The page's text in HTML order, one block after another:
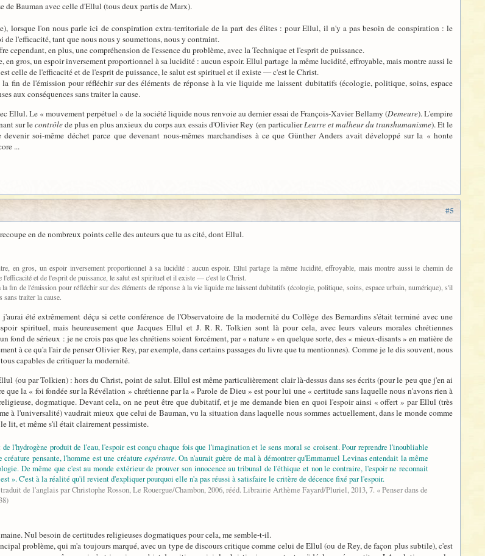
de Bauman avec celle d'Ellul (tous deux partis de Marx).
lorsque l'on nous parle ici de conspiration extra-territoriale de la part des élites : pour Ellul, il n'y a pas besoin de conspiration : le
de l'efficacité, tant que nous nous y soumettons, nous y contraint.
cependant, en plus, une compréhension de l'essence du problème, avec la Technique et l'esprit de puissance.
gros, un espoir inversement proportionnel à sa lucidité : aucun espoir. Ellul partage la même lucidité, effroyable, mais montre aussi le
celle de l'efficacité et de l'esprit de puissance, le salut est spirituel et il existe — c'est le Christ.
fin de l'émission pour réfléchir sur des éléments de réponse à la vie liquide me laissent dubitatifs (écologie, politique, soins, espace
aux conséquences sans traiter la cause.
Ellul. Le « mouvement perpétuel » de la société liquide nous renvoie au dernier essai de François-Xavier Bellamy (Demeure). L'empire
sur lecontrôlede plus en plus anxieux du corps aux essais d'Olivier Rey (en particulierLeurre et malheur du transhumanisme). Et le
soi-même déchet parce que devenant nous-mêmes marchandises à ce que Günther Anders avait développé sur la « honte
...
#5
en de nombreux points celle des auteurs que tu as cité, dont Ellul.
en gros, un espoir inversement proportionnel à sa lucidité : aucun espoir. Ellul partage la même lucidité, effroyable, mais montre aussi le chemin de
l'efficacité et de l'esprit de puissance, le salut est spirituel et il existe — c'est le Christ.
la fin de l'émission pour réfléchir sur des éléments de réponse à la vie liquide me laissent dubitatifs (écologie, politique, soins, espace urbain, numérique), s'il
sans traiter la cause.
été extrêmement déçu si cette conférence de l'Observatoire de la modernité du Collège des Bernardins s'était terminé avec une
spirituel, mais heureusement que Jacques Ellul et J. R. R. Tolkien sont là pour cela, avec leurs valeurs morales chrétiennes
fond de sérieux : je ne crois pas que les chrétiens soient forcément, par « nature » en quelque sorte, des « mieux-disants » en matière de
à ce qu'a l'air de penser Olivier Rey, par exemple, dans certains passages du livre que tu mentionnes). Comme je le dis souvent, nous
capables de critiquer la modernité.
(ou par Tolkien) : hors du Christ, point de salut. Ellul est même particulièrement clair là-dessus dans ses écrits (pour le peu que j'en ai
que la « foi fondée sur la Révélation » chrétienne par la « Parole de Dieu » est pour lui une « certitude sans laquelle nous n'avons rien à
dogmatique. Devant cela, on ne peut être que dubitatif, et je me demande bien en quoi l'espoir ainsi « offert » par Ellul (très
à l'universalité) vaudrait mieux que celui de Bauman, vu la situation dans laquelle nous sommes actuellement, dans le monde comme
lit, et même s'il était clairement pessimiste.
l'hydrogène produit de l'eau, l'espoir est conçu chaque fois que l'imagination et le sens moral se croisent. Pour reprendre l'inoubliable
créature pensante, l'homme est une créature espérante. On n'aurait guère de mal à démontrer qu'Emmanuel Levinas entendait la même
De même que c'est au monde extérieur de prouver son innocence au tribunal de l'éthique et non le contraire, l'espoir ne reconnait
». C'est à la réalité qu'il revient d'expliquer pourquoi elle n'a pas réussi à satisfaire le critère de décence fixé par l'espoir.
de l'anglais par Christophe Rosson, Le Rouergue/Chambon, 2006, rééd. Librairie Arthème Fayard/Pluriel, 2013, 7. « Penser dans de
Nul besoin de certitudes religieuses dogmatiques pour cela, me semble-t-il.
problème, qui m'a toujours marqué, avec un type de discours critique comme celui de Ellul (ou de Rey, de façon plus subtile), c'est